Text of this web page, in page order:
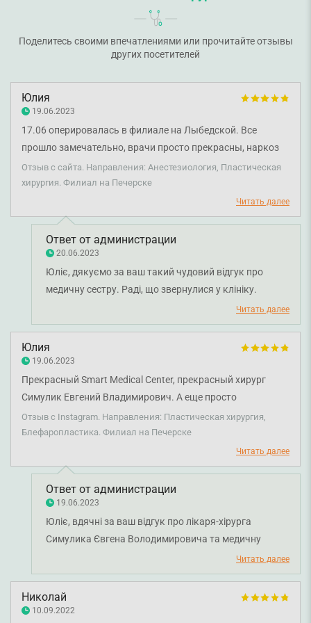
Поделитесь своими впечатлениями или прочитайте отзывы
других посетителей
Юлия
19.06.2023
17.06 оперировалась в филиале на Лыбедской. Все
прошло замечательно, врачи просто прекрасны, наркоз
крепкий :) Волновалась за послеоперационный период, но
к счастью, на смене была замечательная Пискун Галина,
которая заботилась обо мне и девушках из соседней
палаты, как о родных. Очень благодарна за заботу,
профессионализм и прекрасное чувство юмора. Вместе с
ней я пережила ночь спокойно.
Отзыв с сайта. Направления: Анестезиология, Пластическая
хирургия. Филиал на Печерске
Читать далее
Ответ от администрации
20.06.2023
Юліє, дякуємо за ваш такий чудовий відгук про
медичну сестру. Раді, що звернулися у клініку.
Бажаємо міцного здоров'я та всього найкращого!
Читать далее
Юлия
19.06.2023
Прекрасный Smart Medical Center, прекрасный хирург
Симулик Евгений Владимирович. А еще просто
непревзойденная Галина, которая дежурила в
послеоперационной палате в ночь с субботы на
воскресенье. Это смесь заботы, профессионализма и
юмора.
Отзыв с Instagram. Направления: Пластическая хирургия,
Блефаропластика. Филиал на Печерске
Читать далее
Ответ от администрации
19.06.2023
Юліє, вдячні за ваш відгук про лікаря-хірурга
Симулика Євгена Володимировича та медичну
сестру. Раді, що звернулися на візит у клініку.
Бажаємо міцного здоров'я та всього найкращого!
Читать далее
Николай
10.09.2022